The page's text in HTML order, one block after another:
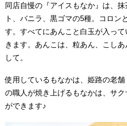
同店自慢の『アイスもなか』は、
ト、バニラ、黒ゴマの5種。コロン
す。すべてにあんこと白玉が入っ
きます。あんこは、粒あん、こし
して。
使用しているもなかは、姫路の老
の職人が焼き上げるもなかは、サ
ができます♪